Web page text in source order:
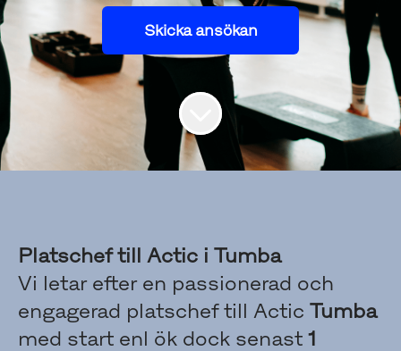
Skicka ansökan
Platschef till Actic i Tumba
Vi letar efter en passionerad och
engagerad platschef till Actic Tumba
med start enl ök dock senast 1